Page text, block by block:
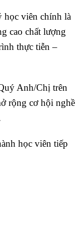
học viên chính là
cao chất lượng
thực tiễn –
Anh/Chị trên
rộng cơ hội nghề
học viên tiếp